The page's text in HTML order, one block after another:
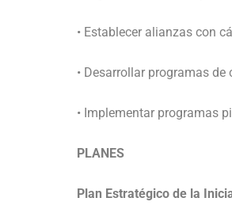
• Establecer alianzas con
• Desarrollar programas
• Implementar programas
PLANES
Plan Estratégico de la